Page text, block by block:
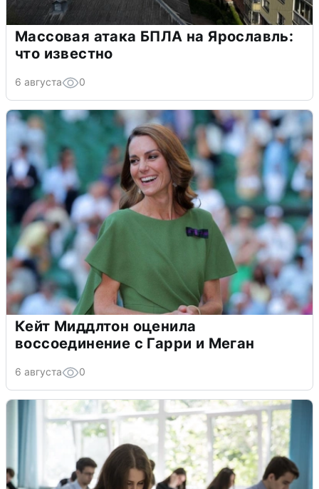
Массовая атака БПЛА на Ярославль:
что известно
6 августа 0
Кейт Миддлтон оценила
воссоединение с Гарри и Меган
6 августа 0